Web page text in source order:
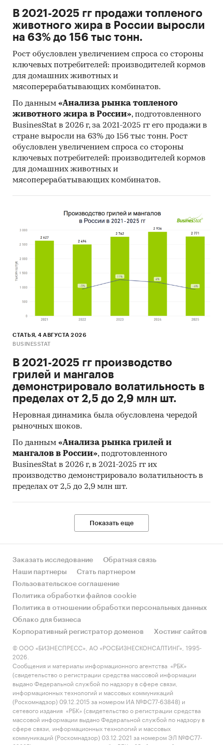
В 2021-2025 гг продажи топленого
животного жира в России выросли
на 63% до 156 тыс тонн.
Рост обусловлен увеличением спроса со стороны
ключевых потребителей: производителей кормов
для домашних животных и
мясоперерабатывающих комбинатов.
По данным «Анализа рынка топленого
животного жира в России», подготовленного
BusinesStat в 2026 г, за 2021-2025 гг его продажи в
стране выросли на 63% до 156 тыс тонн. Рост
обусловлен увеличением спроса со стороны
ключевых потребителей: производителей кормов
для домашних животных и
мясоперерабатывающих комбинатов.
СТАТЬЯ, 4 АВГУСТА 2026
BUSINESSTAT
В 2021-2025 гг производство
грилей и мангалов
демонстрировало волатильность в
пределах от 2,5 до 2,9 млн шт.
Неровная динамика была обусловлена чередой
рыночных шоков.
По данным «Анализа рынка грилей и
мангалов в России», подготовленного
BusinesStat в 2026 г, в 2021-2025 гг их
производство демонстрировало волатильность в
пределах от 2,5 до 2,9 млн шт.
Показать еще
Заказать исследование
Обратная связь
Наши партнеры
Стать партнером
Пользовательское соглашение
Политика обработки файлов cookie
Политика в отношении обработки персональных данных
Облако для бизнеса
Корпоративный регистратор доменов
Хостинг сайтов
© ООО «БИЗНЕСПРЕСС», АО «РОСБИЗНЕСКОНСАЛТИНГ», 1995-
2026.
Сообщения и материалы информационного агентства «РБК»
(свидетельство о регистрации средства массовой информации
выдано Федеральной службой по надзору в сфере связи,
информационных технологий и массовых коммуникаций
(Роскомнадзор) 09.12.2015 за номером ИА №ФС77-63848) и
сетевого издания «РБК» (свидетельство о регистрации средства
массовой информации выдано Федеральной службой по надзору в
сфере связи, информационных технологий и массовых
коммуникаций (Роскомнадзор) 03.12.2021 за номером ЭЛ №ФС77-